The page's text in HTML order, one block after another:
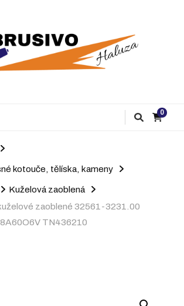
0
kotouče, tělíska, kameny
Kuželová zaoblená
zaoblené 32561-3231.00
TN436210